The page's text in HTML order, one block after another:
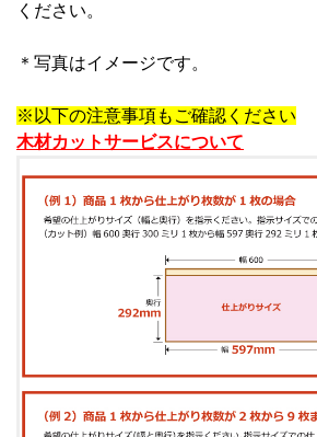
ください。
＊写真はイメージです。
※以下の注意事項もご確認ください
木材カットサービスについて